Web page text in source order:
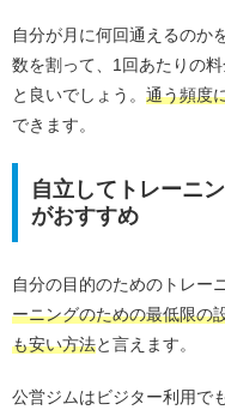
自分が月に何回通えるのか
数を割って、1回あたりの
と良いでしょう。 通う頻度
できます。
自立してトレーニ
がおすすめ
自分の目的のためのトレー
ーニングのための最低限の
も安い方法と言えます。
公営ジムはビジター利用で